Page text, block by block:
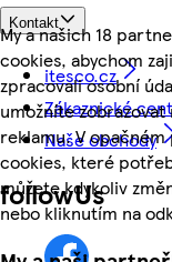
My a našich 18
cookies, abychom
zpracovali osobní
umožníte
reklamu. V
cookies, které
můžete kdykoliv
nebo kliknutím na
Kontakt
itesco.cz
Zákaznické
Naše obchody
followUs